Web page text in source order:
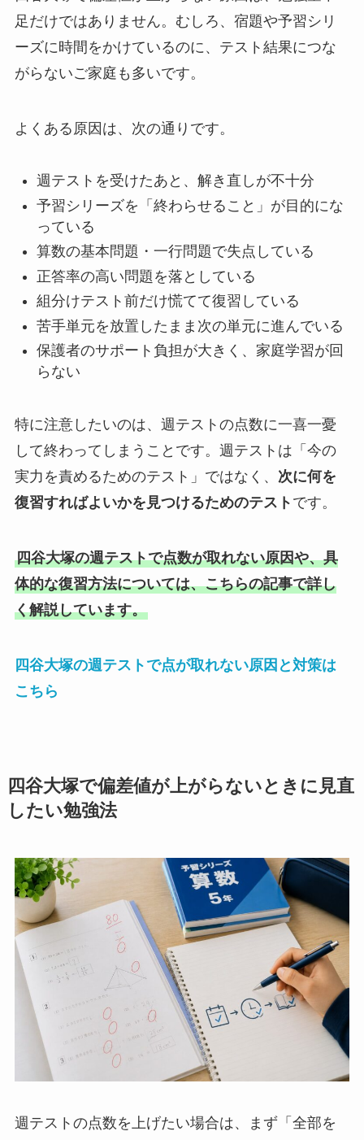
足だけではありません。むしろ、宿題や予習シリ
ーズに時間をかけているのに、テスト結果につな
がらないご家庭も多いです。
よくある原因は、次の通りです。
週テストを受けたあと、解き直しが不十分
予習シリーズを「終わらせること」が目的にな
っている
算数の基本問題・一行問題で失点している
正答率の高い問題を落としている
組分けテスト前だけ慌てて復習している
苦手単元を放置したまま次の単元に進んでいる
保護者のサポート負担が大きく、家庭学習が回
らない
特に注意したいのは、週テストの点数に一喜一憂
して終わってしまうことです。週テストは「今の
実力を責めるためのテスト」ではなく、 次に何を
復習すればよいかを見つけるためのテスト です。
四谷大塚の週テストで点数が取れない原因や、具
体的な復習方法については、こちらの記事で詳し
く解説しています。
四谷大塚の週テストで点が取れない原因と対策は
こちら
四谷大塚で偏差値が上がらないときに見直
したい勉強法
週テストの点数を上げたい場合は、まず「全部を